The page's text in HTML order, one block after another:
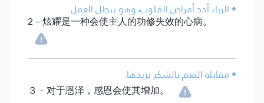
• الرياء أحد أمراض القلوب، وهو يبطل العمل.
2－炫耀是一种会使主人的功修失效的心病。
• مقابلة النعم بالشكر يزيدها.
３－对于恩泽，感恩会使其增加。